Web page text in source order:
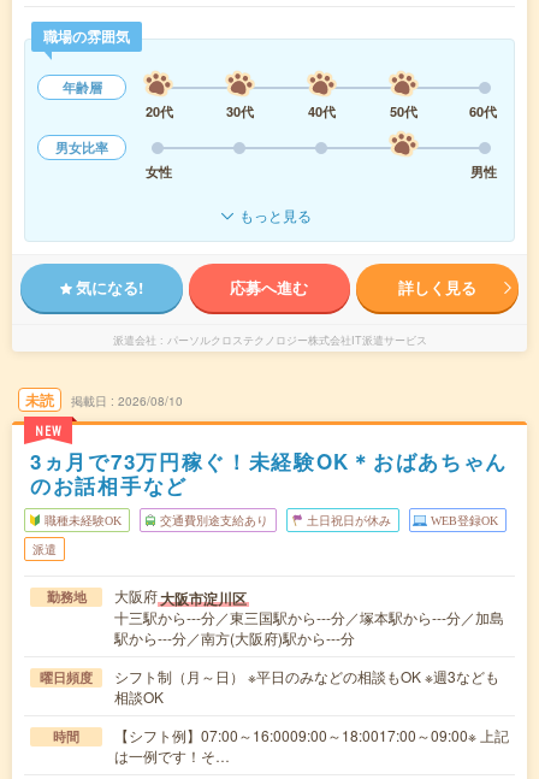
職場の雰囲気
年齢層
20代
30代 40代 50代
60代
男女比率
女性
男性
もっと見る
気になる! 応募へ進む 詳しく見る
派遣会社 パーソルクロステクノロジー株式会社IT派遣サービス
未読
NEW
掲載日 2026/08/10
3ヵ月で73万円稼ぐ！未経験OK＊おばあちゃん
のお話相手など
職種未経験OK 交通費別途支給あり 土日祝日が休み WEB登録OK
派遣
勤務地 大阪府大阪市淀川区
十三駅から---分／東三国駅から---分／塚本駅から---分／加島
駅から---分／南方(大阪府)駅から---分
曜日頻度
シフト制（月～日） ※平日のみなどの相談もOK ※週3なども
相談OK
時間
【シフト例】07:00～16:0009:00～18:0017:00～09:00※ 上記
は一例です！そ…